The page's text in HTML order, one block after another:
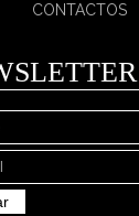
CONTACTOS